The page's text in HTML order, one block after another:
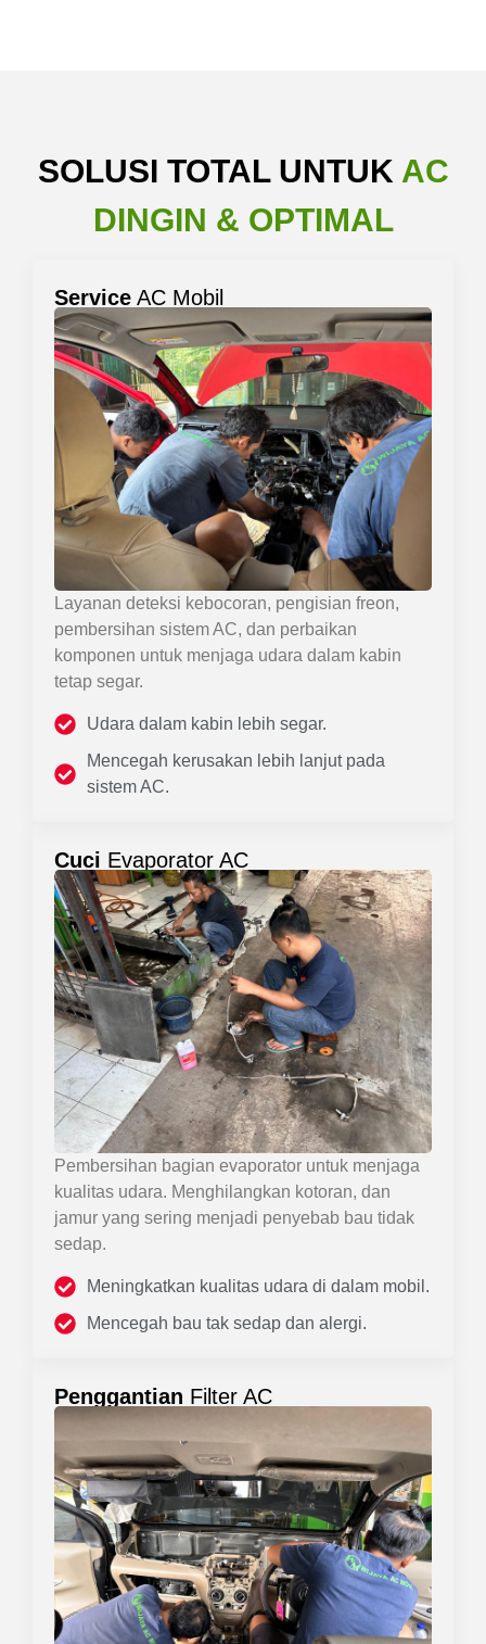
SOLUSI TOTAL UNTUK AC
DINGIN & OPTIMAL
Service AC Mobil
Layanan deteksi kebocoran, pengisian freon,
pembersihan sistem AC, dan perbaikan
komponen untuk menjaga udara dalam kabin
tetap segar.
Udara dalam kabin lebih segar.
Mencegah kerusakan lebih lanjut pada
sistem AC.
Cuci Evaporator AC
Pembersihan bagian evaporator untuk menjaga
kualitas udara. Menghilangkan kotoran, dan
jamur yang sering menjadi penyebab bau tidak
sedap.
Meningkatkan kualitas udara di dalam mobil.
Mencegah bau tak sedap dan alergi.
Penggantian Filter AC